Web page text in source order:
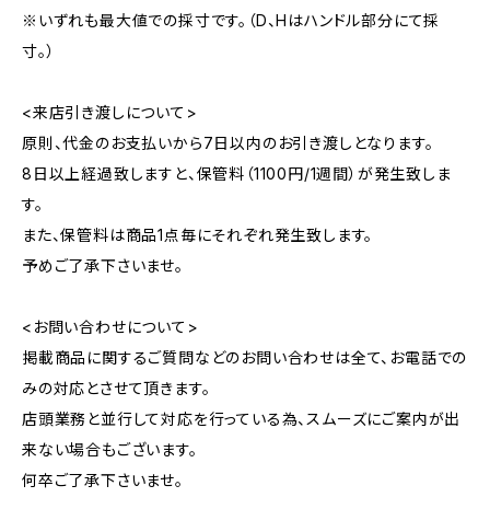
※いずれも最大値での採寸です。（D、Hはハンドル部分にて採
寸。）
<来店引き渡しについて>
原則、代金のお支払いから7日以内のお引き渡しとなります。
8日以上経過致しますと、保管料（1100円/1週間）が発生致しま
す。
また、保管料は商品1点毎にそれぞれ発生致します。
予めご了承下さいませ。
<お問い合わせについて>
掲載商品に関するご質問などのお問い合わせは全て、お電話での
みの対応とさせて頂きます。
店頭業務と並行して対応を行っている為、スムーズにご案内が出
来ない場合もございます。
何卒ご了承下さいませ。